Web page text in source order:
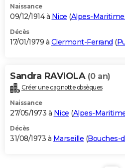
Naissance
09/12/1914 à Nice (Alpes-
Décès
17/01/1979 à Clermont-Ferrand (
Sandra RAVIOLA (0 an)
Créer une cagnotte obsèques
Naissance
27/05/1973 à Nice (Alpes-
Décès
31/08/1973 à Marseille (Bouches-